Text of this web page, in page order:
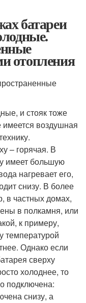
батареи
отопления
и стояк тоже
имеется воздушная
– горячая. В
имеет большую
нагревает его,
снизу. В более
в частных домах,
в полкамня, или
к примеру,
температурой
Однако если
сверху
холоднее, то
подключена:
снизу, а